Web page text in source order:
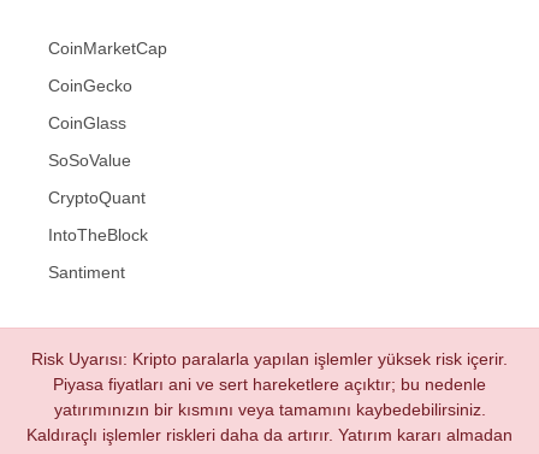
CoinMarketCap
CoinGecko
CoinGlass
SoSoValue
CryptoQuant
IntoTheBlock
Santiment
Risk Uyarısı: Kripto paralarla yapılan işlemler yüksek risk içerir.
Piyasa fiyatları ani ve sert hareketlere açıktır; bu nedenle
yatırımınızın bir kısmını veya tamamını kaybedebilirsiniz.
Kaldıraçlı işlemler riskleri daha da artırır. Yatırım kararı almadan